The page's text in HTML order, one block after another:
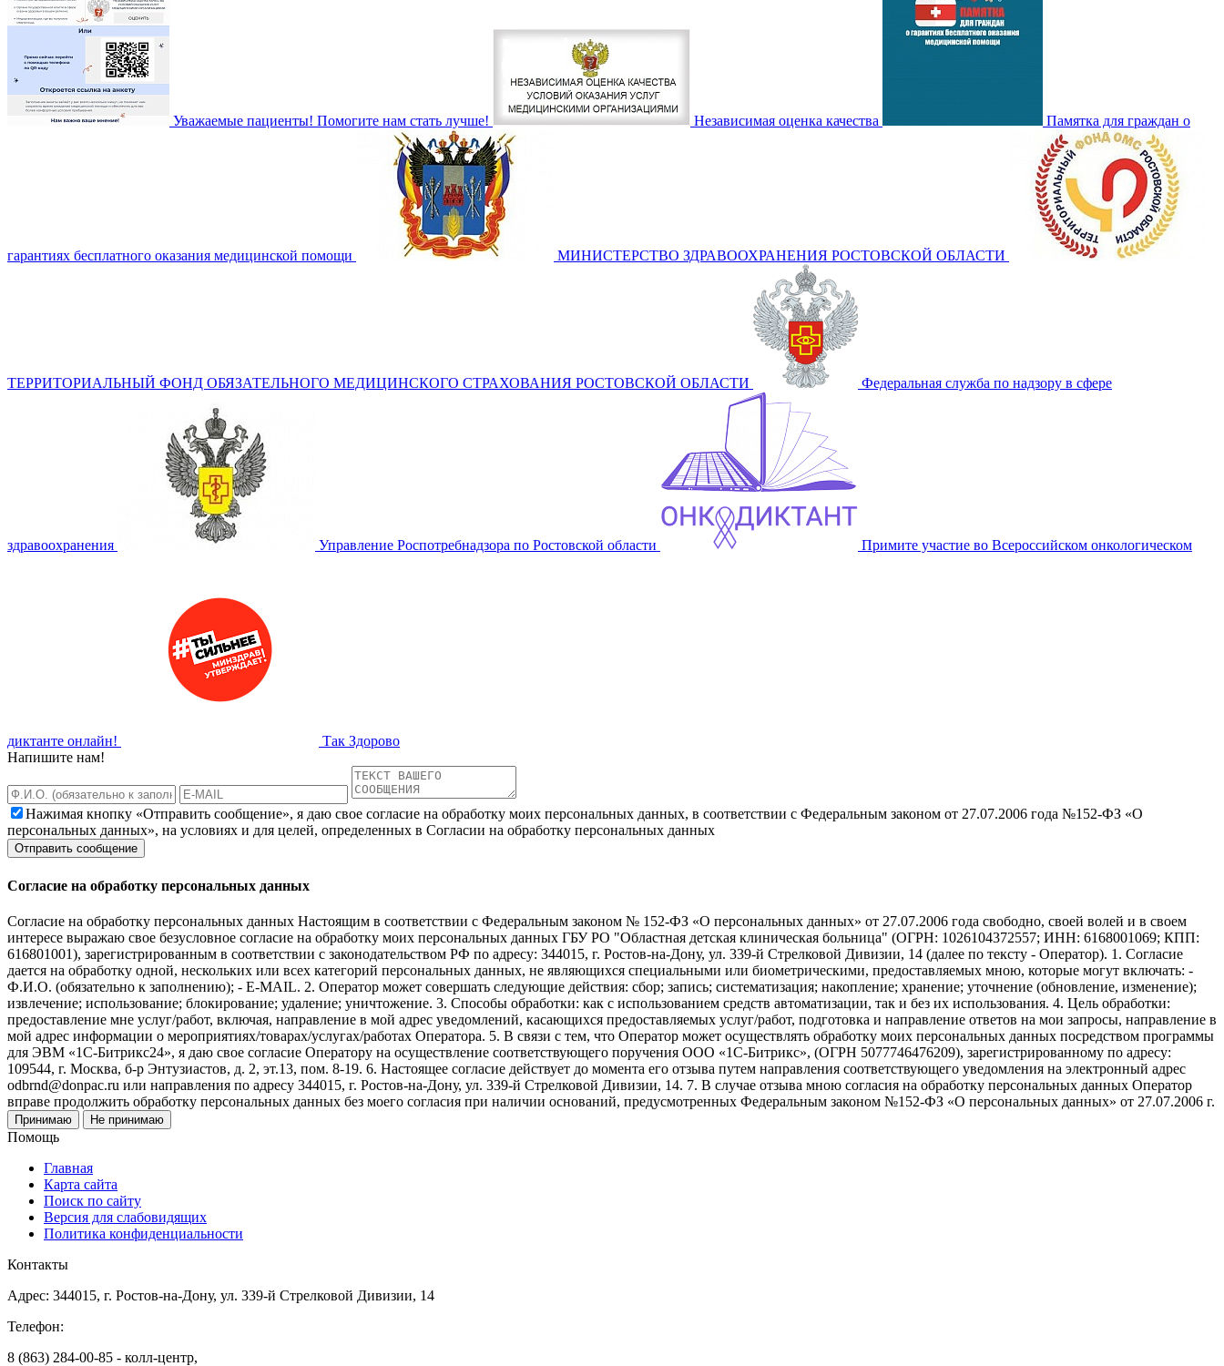
Уважаемые пациенты! Помогите нам стать лучше! Независимая оценка качества Памятка для граждан о
гарантиях бесплатного оказания медицинской помощи МИНИСТЕРСТВО ЗДРАВООХРАНЕНИЯ РОСТОВСКОЙ ОБЛАСТИ
ТЕРРИТОРИАЛЬНЫЙ ФОНД ОБЯЗАТЕЛЬНОГО МЕДИЦИНСКОГО СТРАХОВАНИЯ РОСТОВСКОЙ ОБЛАСТИ Федеральная служба по надзору в сфере
здравоохранения Управление Роспотребнадзора по Ростовской области Примите участие во Всероссийском онкологическом
диктанте онлайн!
Так Здорово
Напишите нам!
Нажимая кнопку «Отправить сообщение», я даю свое согласие на обработку моих персональных данных, в соответствии с Федеральным законом от 27.07.2006 года №152-ФЗ «О
персональных данных», на условиях и для целей, определенных в Согласии на обработку персональных данных
Согласие на обработку персональных данных
Согласие на обработку персональных данных Настоящим в соответствии с Федеральным законом № 152-ФЗ «О персональных данных» от 27.07.2006 года свободно, своей волей и в своем
интересе выражаю свое безусловное согласие на обработку моих персональных данных ГБУ РО "Областная детская клиническая больница" (ОГРН: 1026104372557; ИНН: 6168001069; КПП:
616801001), зарегистрированным в соответствии с законодательством РФ по адресу: 344015, г. Ростов-на-Дону, ул. 339-й Стрелковой Дивизии, 14 (далее по тексту - Оператор). 1. Согласие
дается на обработку одной, нескольких или всех категорий персональных данных, не являющихся специальными или биометрическими, предоставляемых мною, которые могут включать: -
Ф.И.О. (обязательно к заполнению); - E-MAIL. 2. Оператор может совершать следующие действия: сбор; запись; систематизация; накопление; хранение; уточнение (обновление, изменение);
извлечение; использование; блокирование; удаление; уничтожение. 3. Способы обработки: как с использованием средств автоматизации, так и без их использования. 4. Цель обработки:
предоставление мне услуг/работ, включая, направление в мой адрес уведомлений, касающихся предоставляемых услуг/работ, подготовка и направление ответов на мои запросы, направление в
мой адрес информации о мероприятиях/товарах/услугах/работах Оператора. 5. В связи с тем, что Оператор может осуществлять обработку моих персональных данных посредством программы
для ЭВМ «1С-Битрикс24», я даю свое согласие Оператору на осуществление соответствующего поручения ООО «1С-Битрикс», (ОГРН 5077746476209), зарегистрированному по адресу:
109544, г. Москва, б-р Энтузиастов, д. 2, эт.13, пом. 8-19. 6. Настоящее согласие действует до момента его отзыва путем направления соответствующего уведомления на электронный адрес
odbrnd@donpac.ru или направления по адресу 344015, г. Ростов-на-Дону, ул. 339-й Стрелковой Дивизии, 14. 7. В случае отзыва мною согласия на обработку персональных данных Оператор
вправе продолжить обработку персональных данных без моего согласия при наличии оснований, предусмотренных Федеральным законом №152-ФЗ «О персональных данных» от 27.07.2006 г.
Принимаю Не принимаю
Помощь
Главная
Карта сайта
Поиск по сайту
Версия для слабовидящих
Политика конфиденциальности
Контакты
Адрес: 344015, г. Ростов-на-Дону, ул. 339-й Стрелковой Дивизии, 14
Телефон:
8 (863) 284-00-85 - колл-центр,